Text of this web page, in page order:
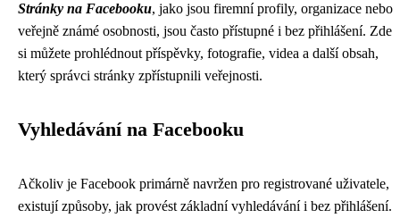
Stránky na Facebooku, jako jsou firemní profily, organizace nebo
veřejně známé osobnosti, jsou často přístupné i bez přihlášení. Zde
si můžete prohlédnout příspěvky, fotografie, videa a další obsah,
který správci stránky zpřístupnili veřejnosti.
Vyhledávání na Facebooku
Ačkoliv je Facebook primárně navržen pro registrované uživatele,
existují způsoby, jak provést základní vyhledávání i bez přihlášení.